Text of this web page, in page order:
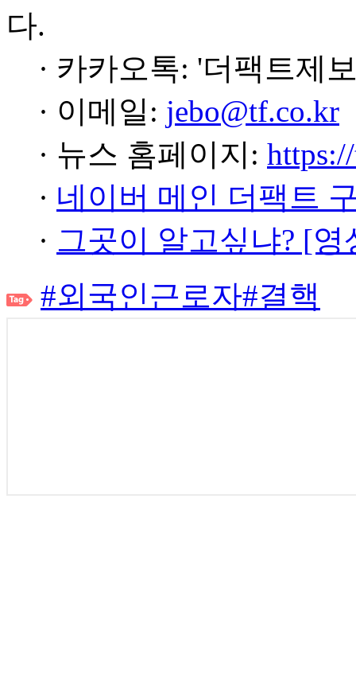
다.
· 카카오톡: '더팩트제
· 이메일: jebo@tf.co.kr
· 뉴스 홈페이지:
· 네이버 메인 더팩트
· 그곳이 알고싶냐? [
#외국인근로자#결핵